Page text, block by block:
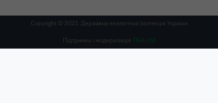
Copyright © 2023. Державна екологічна Інспекція України
Підтримка і модернізація TISA Ltd